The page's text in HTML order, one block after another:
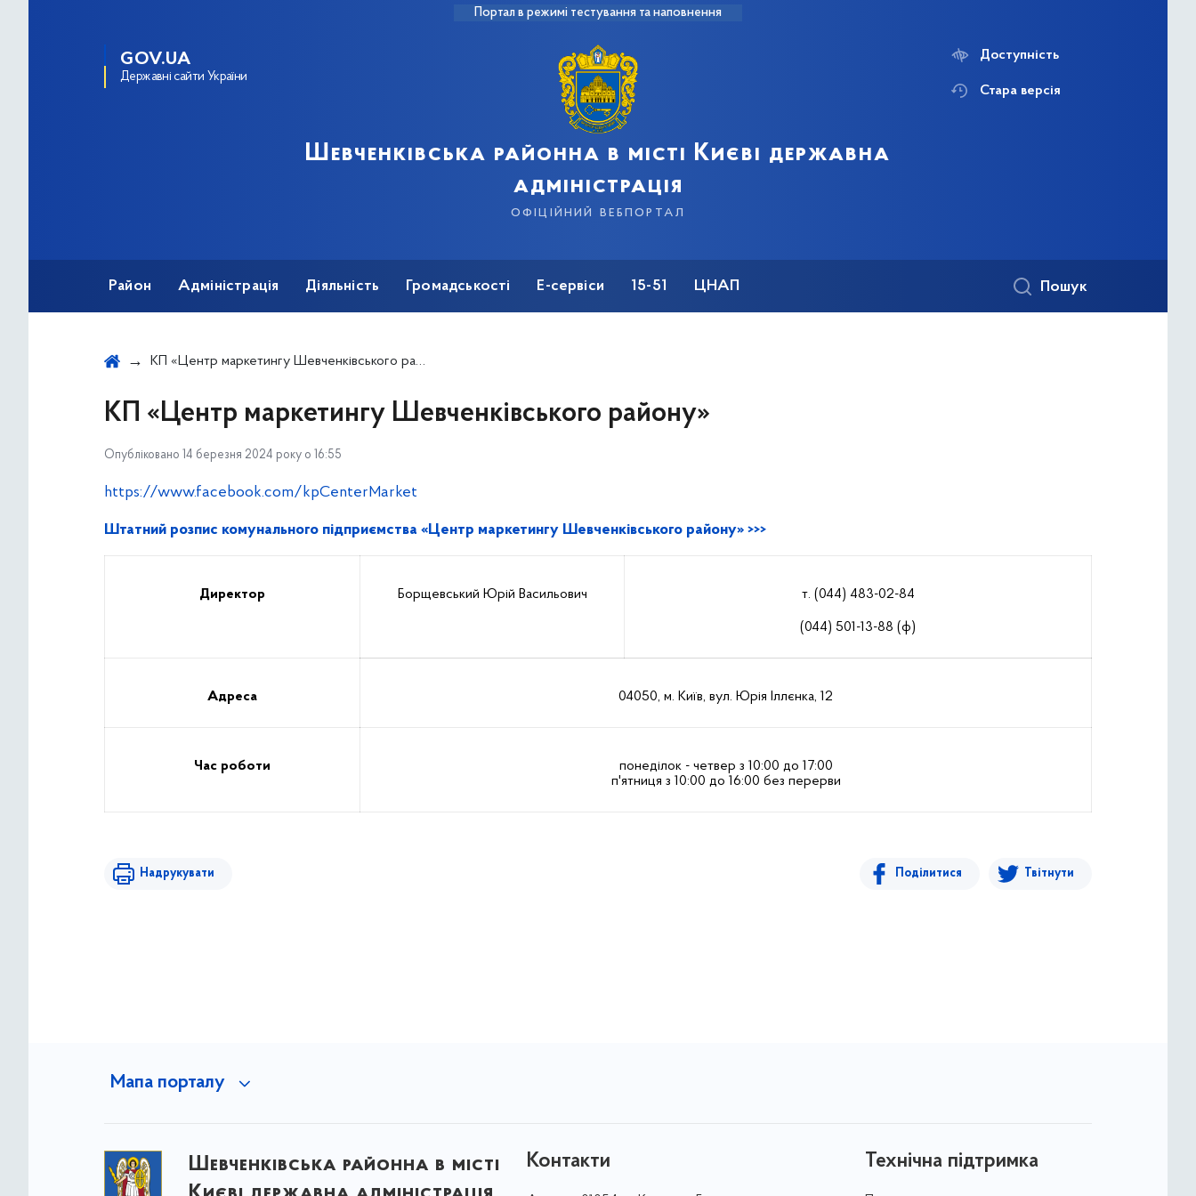
Портал в режимі тестування та наповнення
GOV.UA
Державні сайти України
Шевченківська районна в місті Києві державна
адміністрація
офіційний вебпортал
Доступність
Стара версія
Район Адміністрація Діяльність Громадськості Е-сервіси 15-51 ЦНАП Пошук
КП «Центр маркетингу Шевченківського району»
КП «Центр маркетингу Шевченківського району»
Опубліковано 14 березня 2024 року о 16:55
https://www.facebook.com/kpCenterMarket
Штатний розпис комунального підприємства «Центр маркетингу Шевченківського району» >>>
Директор Борщевський Юрій Васильович т. (044) 483-02-84
(044) 501-13-88 (ф)
Адреса 04050, м. Київ, вул. Юрія Іллєнка, 12
Час роботи
понеділок - четвер з 10:00 до 17:00
п'ятниця з 10:00 до 16:00 без перерви
Надрукувати Поділитися Твітнути
Мапа порталу
Шевченківська районна в місті
Контакти Технічна підтримка